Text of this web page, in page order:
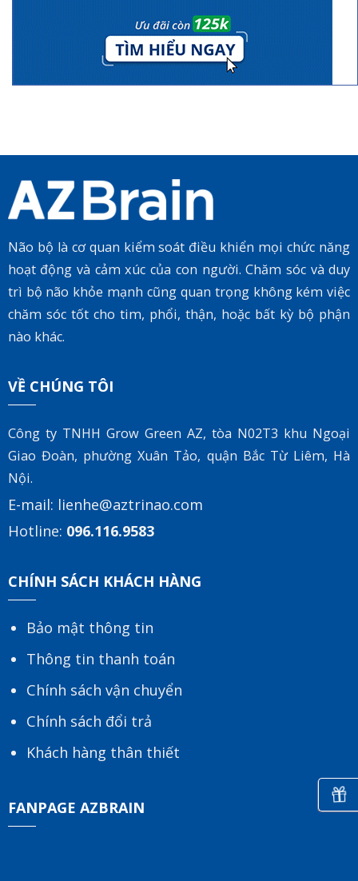
Não bộ là cơ quan kiểm soát điều khiển mọi chức năng
hoạt động và cảm xúc của con người. Chăm sóc và duy
trì bộ não khỏe mạnh cũng quan trọng không kém việc
chăm sóc tốt cho tim, phổi, thận, hoặc bất kỳ bộ phận
nào khác.
VỀ CHÚNG TÔI
Công ty TNHH Grow Green AZ, tòa N02T3 khu Ngoại
Giao Đoàn, phường Xuân Tảo, quận Bắc Từ Liêm, Hà
Nội.
E-mail: lienhe@aztrinao.com
Hotline: 096.116.9583
CHÍNH SÁCH KHÁCH HÀNG
Bảo mật thông tin
Thông tin thanh toán
Chính sách vận chuyển
Chính sách đổi trả
Khách hàng thân thiết
FANPAGE AZBRAIN